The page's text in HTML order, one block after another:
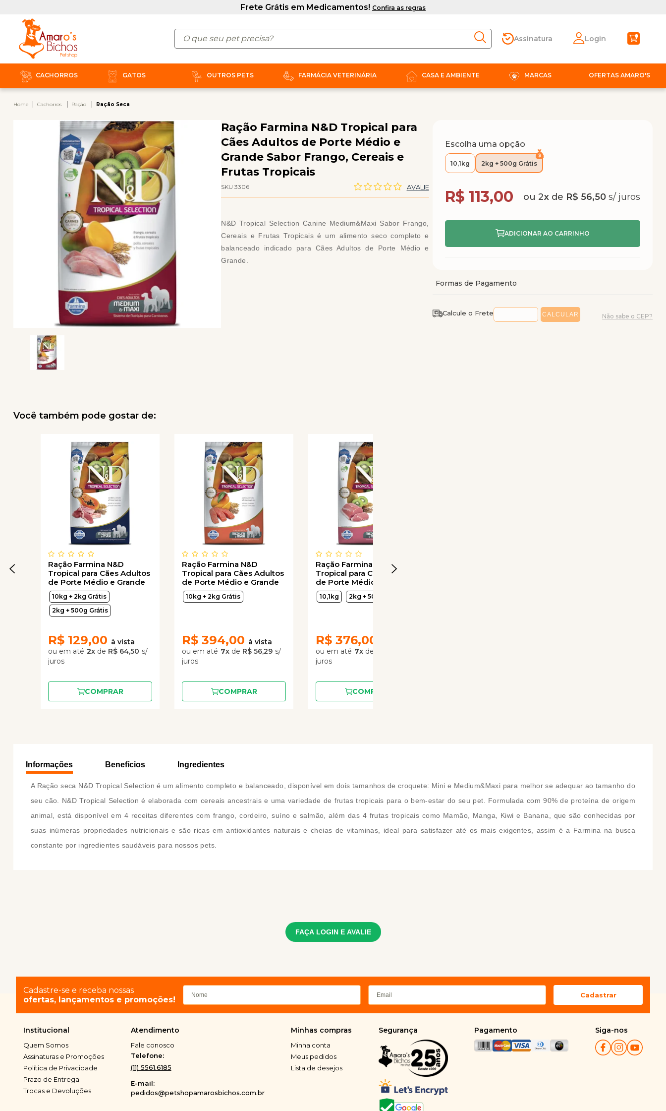
Assinatura Login
CACHORROS GATOS OUTROS PETS FARMÁCIA VETERINÁRIA CASA E AMBIENTE MARCAS OFERTAS AMARO'S
Home Cachorros Ração Ração Seca
Ração Farmina N&D Tropical para
Cães Adultos de Porte Médio e
Grande Sabor Frango, Cereais e
Frutas Tropicais
SKU 3306 AVALIE
N&D Tropical Selection Canine Medium&Maxi Sabor Frango,
Cereais e Frutas Tropicais é um alimento seco completo e
balanceado indicado para Cães Adultos de Porte Médio e
Grande.
Você também pode gostar de:
Ração Farmina N&D
Tropical para Cães Adultos
de Porte Médio e Grande
Sabor Cordeiro, Cereais e
Frutas Tropicais
10kg + 2kg Grátis
2kg + 500g Grátis
R$ 129,00
2x de R$ 64,50
COMPRAR
Ração Farmina N&D
Tropical para Cães Adultos
de Porte Médio e Grande
Sabor Salmão, Cereais e
Frutas Tropicais
10kg + 2kg Grátis
R$ 394,00
7x de R$ 56,29
COMPRAR
Ração Farmina N&D
Tropical para Cães Adultos
de Porte Médio e Grande
Sabor Suino, Cereais e
Frutas Tropicais
10,1kg 2kg + 500g Grátis
R$ 376,00
7x de
COMPRAR
Escolha uma opção
10,1kg 2kg + 500g Grátis
R$ 113,00 2x de R$ 56,50
Calcule o Frete Não sabe o CEP?
Informações Benefícios Ingredientes
A Ração seca N&D Tropical Selection é um alimento completo e balanceado, disponível em dois tamanhos de croquete: Mini e Medium&Maxi para melhor se adequar ao tamanho do
seu cão. N&D Tropical Selection é elaborada com cereais ancestrais e uma variedade de frutas tropicais para o bem-estar do seu pet. Formulada com 90% de proteína de origem
animal, está disponível em 4 receitas diferentes com frango, cordeiro, suíno e salmão, além das 4 frutas tropicais como Mamão, Manga, Kiwi e Banana, que são conhecidas por
suas inúmeras propriedades nutricionais e são ricas em antioxidantes naturais e cheias de vitaminas, ideal para satisfazer até os mais exigentes, assim é a Farmina na busca
constante por ingredientes saudáveis para nossos pets.
FAÇA LOGIN E AVALIE
Cadastre-se e receba nossas
ofertas, lançamentos e promoções!
Institucional
Quem Somos
Assinaturas e Promoções
Política de Privacidade
Prazo de Entrega
Trocas e Devoluções
Atendimento
Fale conosco
Telefone:
(11) 5561.6185
E-mail:
pedidos@petshopamarosbichos.com.br
Minhas compras
Minha conta
Meus pedidos
Lista de desejos
Segurança Pagamento Siga-nos